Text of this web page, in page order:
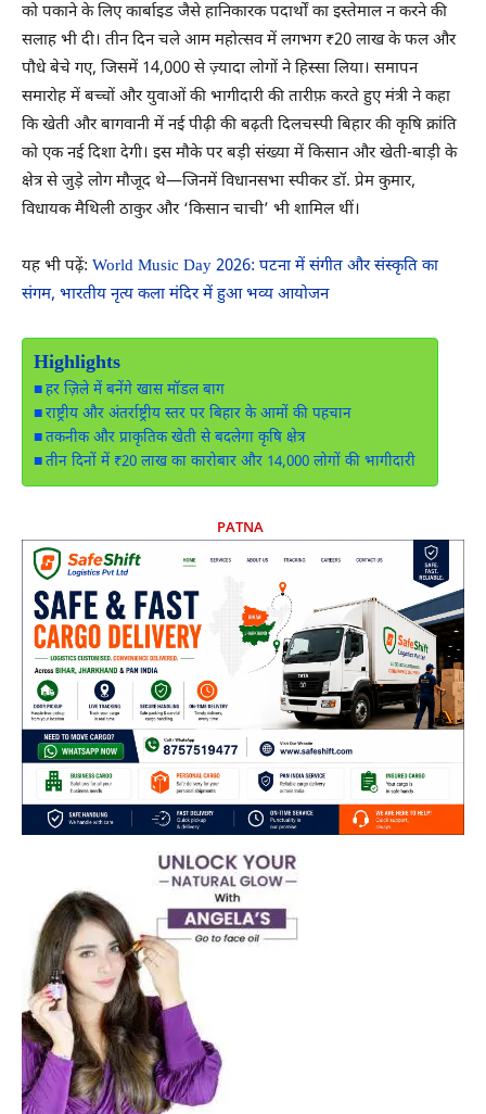
को पकाने के लिए कार्बाइड जैसे हानिकारक पदार्थों का इस्तेमाल न करने की
सलाह भी दी। तीन दिन चले आम महोत्सव में लगभग ₹20 लाख के फल और
पौधे बेचे गए, जिसमें 14,000 से ज़्यादा लोगों ने हिस्सा लिया। समापन
समारोह में बच्चों और युवाओं की भागीदारी की तारीफ़ करते हुए मंत्री ने कहा
कि खेती और बागवानी में नई पीढ़ी की बढ़ती दिलचस्पी बिहार की कृषि क्रांति
को एक नई दिशा देगी। इस मौके पर बड़ी संख्या में किसान और खेती-बाड़ी के
क्षेत्र से जुड़े लोग मौजूद थे—जिनमें विधानसभा स्पीकर डॉ. प्रेम कुमार,
विधायक मैथिली ठाकुर और ‘किसान चाची’ भी शामिल थीं।
यह भी पढ़ें: World Music Day 2026: पटना में संगीत और संस्कृति का
संगम, भारतीय नृत्य कला मंदिर में हुआ भव्य आयोजन
Highlights
हर ज़िले में बनेंगे खास मॉडल बाग
राष्ट्रीय और अंतर्राष्ट्रीय स्तर पर बिहार के आमों की पहचान
तकनीक और प्राकृतिक खेती से बदलेगा कृषि क्षेत्र
तीन दिनों में ₹20 लाख का कारोबार और 14,000 लोगों की भागीदारी
PATNA